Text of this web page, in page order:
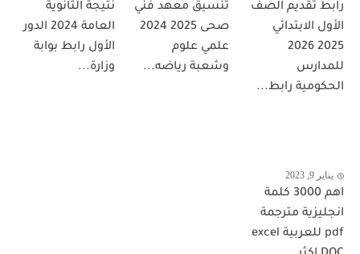
رابط تقديم الصف
الأول الابتدائي
2025 2026
للمدارس
الحكومية رابط...
تنسيق معهد فني
صحى 2025 2024
علمي علوم
وشعبة رياضه...
نتيجة الثانوية
العامة 2024 الدور
الأول رابط بوابة
وزارة...
يناير 9, 2023
اهم 3000 كلمة
انجليزية مترجمة
pdf للعربية excel